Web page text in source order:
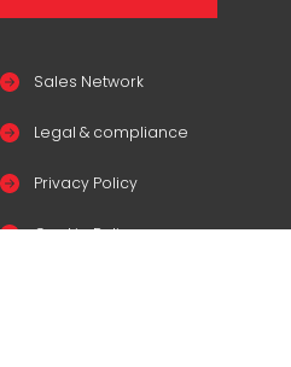
Sales Network
Legal & compliance
Privacy Policy
Cookie Policy